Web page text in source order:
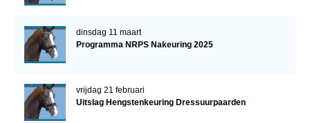
dinsdag 11 maart
Programma NRPS Nakeuring 2025
vrijdag 21 februari
Uitslag Hengstenkeuring Dressuurpaarden